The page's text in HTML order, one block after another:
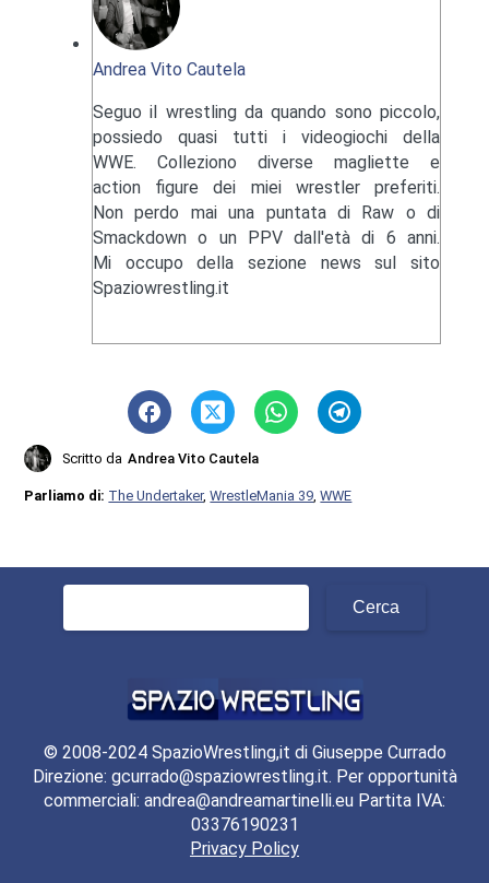
Andrea Vito Cautela
Seguo il wrestling da quando sono piccolo,
possiedo quasi tutti i videogiochi della
WWE. Colleziono diverse magliette e
action figure dei miei wrestler preferiti.
Non perdo mai una puntata di Raw o di
Smackdown o un PPV dall'età di 6 anni.
Mi occupo della sezione news sul sito
Spaziowrestling.it
Scritto da Andrea Vito Cautela
Parliamo di: The Undertaker,WrestleMania 39 ,WWE
© 2008-2024 SpazioWrestling,it di Giuseppe Currado
Direzione: gcurrado@spaziowrestling.it. Per opportunità
commerciali: andrea@andreamartinelli.eu Partita IVA:
03376190231
Privacy Policy